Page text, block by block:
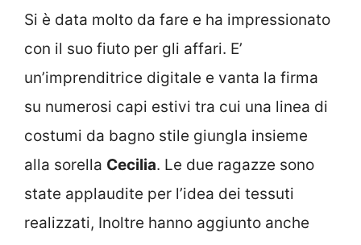
Si è data molto da fare e ha impressionato
con il suo fiuto per gli affari. E’
un’imprenditrice digitale e vanta la firma
su numerosi capi estivi tra cui una linea di
costumi da bagno stile giungla insieme
alla sorella Cecilia. Le due ragazze sono
state applaudite per l’idea dei tessuti
realizzati, Inoltre hanno aggiunto anche